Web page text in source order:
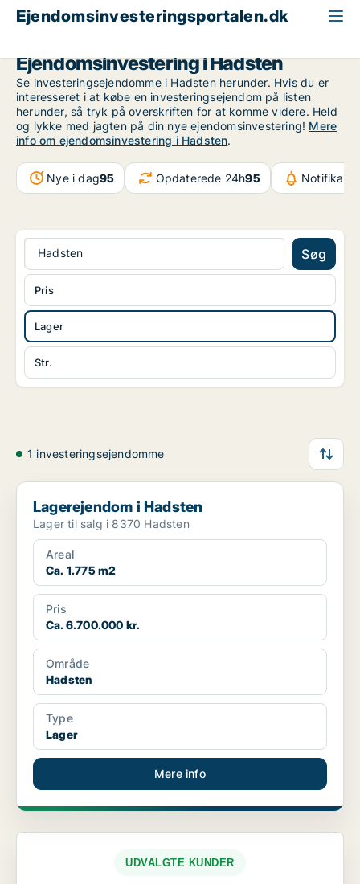
Ejendomsinvesteringsportalen.dk
Ejendomsinvestering i Hadsten
Se investeringsejendomme i Hadsten herunder. Hvis du er
interesseret i at købe en investeringsejendom på listen
herunder, så tryk på overskriften for at komme videre. Held
og lykke med jagten på din nye ejendomsinvestering! Mere
info om ejendomsinvestering i Hadsten.
Nye i dag95 Opdaterede 24h95
Hadsten Søg
Lager
Str.
Pris
1 investeringsejendomme
Lagerejendom i Hadsten
Lagerejendom i Hadsten
Lager til salg i 8370 Hadsten
Areal
Ca. 1.775 m2
Pris
Ca. 6.700.000 kr.
Område
Hadsten
Type
Lager
Mere info
UDVALGTE KUNDER